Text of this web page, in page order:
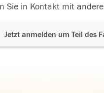
Sie in Kontakt mit
Jetzt anmelden um Teil des